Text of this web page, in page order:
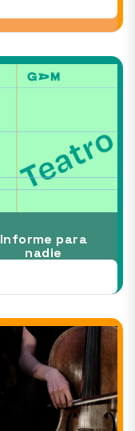
Informe para
nadie